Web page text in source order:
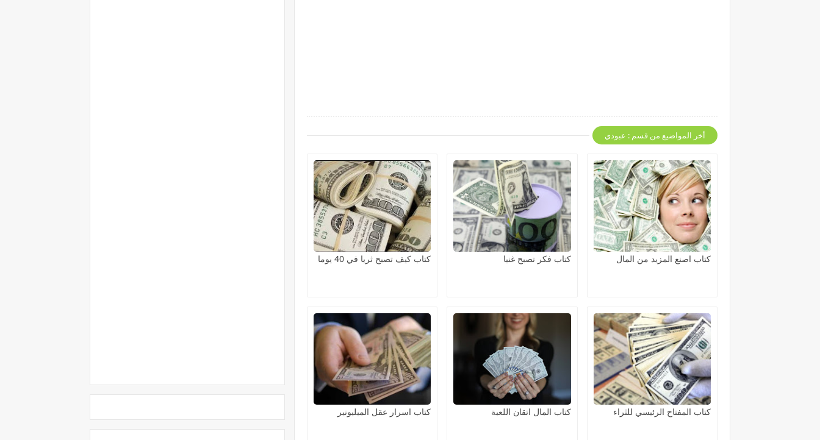
أخر المواضيع من قسم : عبودي
كتاب اصنع المزيد من المال كتاب فكر تصبح غنيا كتاب كيف تصبح ثريا في 40 يوما
كتاب المفتاح الرئيسي للثراء كتاب المال اتقان اللعبة كتاب اسرار عقل الميليونير